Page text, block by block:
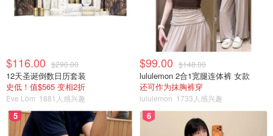
$116.00 $290.00
12天圣诞倒数日历套装
史低！值$565 变相2折
Eve Lom 1881人感兴趣
$99.00 $148.00
lululemon 2合1宽腿连体裤 女款
还可作为抹胸裤穿
lululemon 1733人感兴趣
5 6